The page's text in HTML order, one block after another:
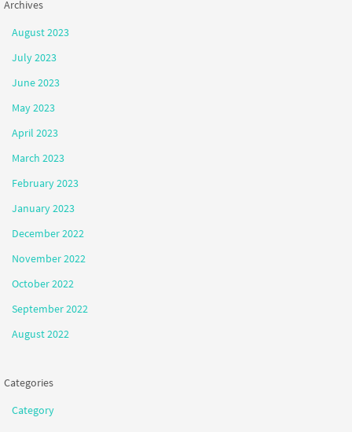
Archives
August 2023
July 2023
June 2023
May 2023
April 2023
March 2023
February 2023
January 2023
December 2022
November 2022
October 2022
September 2022
August 2022
Categories
Category